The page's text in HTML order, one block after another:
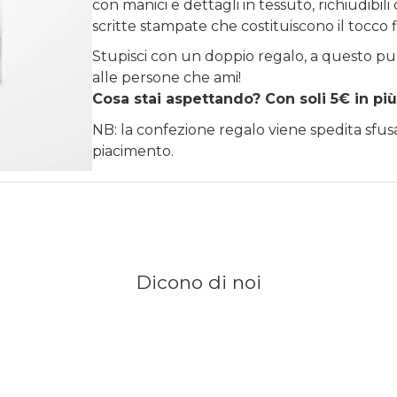
con manici e dettagli in tessuto,
scritte stampate che costituiscono il tocco
Stupisci con un doppio regalo, a questo
alle persone che ami!
Cosa stai aspettando? Con soli 5€ in
NB: la confezione regalo viene spedita
piacimento.
Dicono di noi